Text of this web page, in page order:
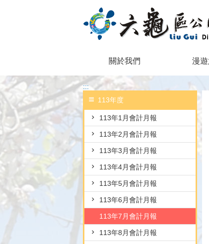
關於我們 漫
:::
113年度
113年1月會計月報
113年2月會計月報
113年3月會計月報
113年4月會計月報
113年5月會計月報
113年6月會計月報
113年7月會計月報
113年8月會計月報